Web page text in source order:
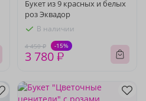
Букет из 9 красных и белых
роз Эквадор
В наличии
4 450 ₽ -15%
3 780 ₽